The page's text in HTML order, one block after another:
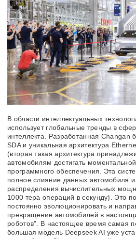
В области интеллектуальных
использует глобальные тренды в
интеллекта. Разработанная
SDA и уникальная архитектура
(вторая такая архитектура
автомобилям достигать
программного обеспечения. Эта
полное слияние данных автомобиля и
распределения вычислительных
1000 тера операций в секунду). Это
постоянно эволюционировать и
превращение автомобилей в
роботов". В настоящее время самая
большая модель Deepseek AI уже